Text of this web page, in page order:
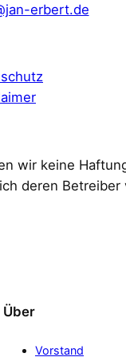
erbert.de
wir keine
deren
Über
Vorstand